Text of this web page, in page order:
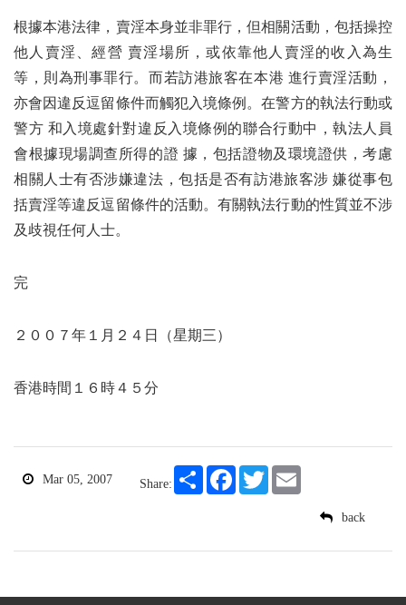
根據本港法律，賣淫本身並非罪行，但相關活動，包括操控
他人賣淫、經營 賣淫場所，或依靠他人賣淫的收入為生
等，則為刑事罪行。而若訪港旅客在本港 進行賣淫活動，
亦會因違反逗留條件而觸犯入境條例。在警方的執法行動或
警方 和入境處針對違反入境條例的聯合行動中，執法人員
會根據現場調查所得的證 據，包括證物及環境證供，考慮
相關人士有否涉嫌違法，包括是否有訪港旅客涉 嫌從事包
括賣淫等違反逗留條件的活動。有關執法行動的性質並不涉
及歧視任何人士。
完
２００７年１月２４日（星期三）
香港時間１６時４５分
Mar 05, 2007 Share:
Share FacebookTwitterEmail
back